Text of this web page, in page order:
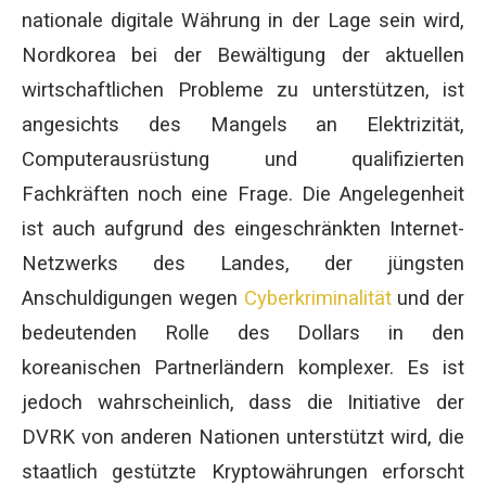
nationale digitale Währung in der Lage sein wird,
Nordkorea bei der Bewältigung der aktuellen
wirtschaftlichen Probleme zu unterstützen, ist
angesichts des Mangels an Elektrizität,
Computerausrüstung und qualifizierten
Fachkräften noch eine Frage. Die Angelegenheit
ist auch aufgrund des eingeschränkten Internet-
Netzwerks des Landes, der jüngsten
Anschuldigungen wegen Cyberkriminalitätund der
bedeutenden Rolle des Dollars in den
koreanischen Partnerländern komplexer. Es ist
jedoch wahrscheinlich, dass die Initiative der
DVRK von anderen Nationen unterstützt wird, die
staatlich gestützte Kryptowährungen erforscht